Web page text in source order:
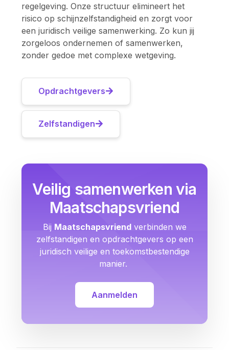
regelgeving. Onze structuur elimineert het
risico op schijnzelfstandigheid en zorgt voor
een juridisch veilige samenwerking. Zo kun jij
zorgeloos ondernemen of samenwerken,
zonder gedoe met complexe wetgeving.
Opdrachtgevers
Zelfstandigen
Veilig samenwerken via
Maatschapsvriend
Bij Maatschapsvriendverbinden we
zelfstandigen en opdrachtgevers op een
juridisch veilige en toekomstbestendige
manier.
Aanmelden